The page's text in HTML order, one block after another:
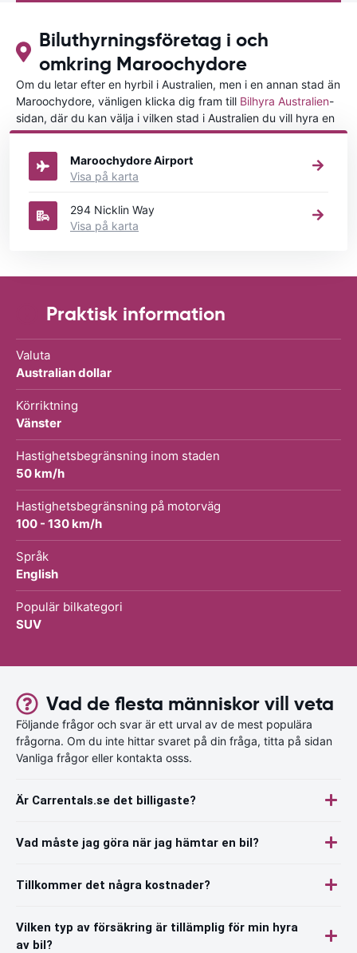
Biluthyrningsföretag i och
omkring Maroochydore
Om du letar efter en hyrbil i Australien, men i en annan stad än
Maroochydore, vänligen klicka dig fram till Bilhyra Australien-
sidan, där du kan välja i vilken stad i Australien du vill hyra en
bil.
Maroochydore Airport
Visa på karta
294 Nicklin Way
Visa på karta
Praktisk information
Valuta
Australian dollar
Körriktning
Vänster
Hastighetsbegränsning inom staden
50 km/h
Hastighetsbegränsning på motorväg
100 - 130 km/h
Språk
English
Populär bilkategori
SUV
Vad de flesta människor vill veta
Följande frågor och svar är ett urval av de mest populära
frågorna. Om du inte hittar svaret på din fråga, titta på sidan
Vanliga frågor eller kontakta osss.
Är Carrentals.se det billigaste?
Vad måste jag göra när jag hämtar en bil?
Tillkommer det några kostnader?
Vilken typ av försäkring är tillämplig för min hyra
av bil?